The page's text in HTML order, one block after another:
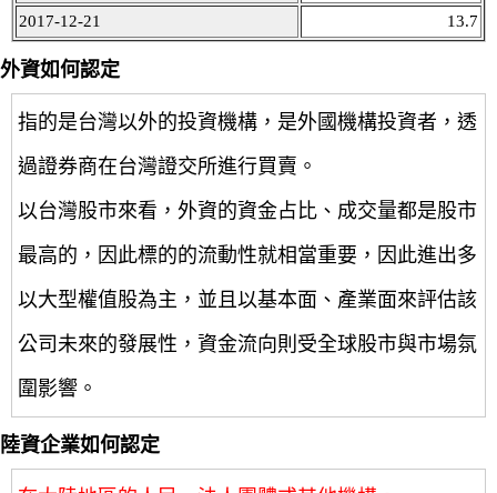
2017-12-21
13.7
外資如何認定
指的是台灣以外的投資機構，是外國機構投資者，透
過證券商在台灣證交所進行買賣。
以台灣股市來看，外資的資金占比、成交量都是股市
最高的，因此標的的流動性就相當重要，因此進出多
以大型權值股為主，並且以基本面、產業面來評估該
公司未來的發展性，資金流向則受全球股市與市場氛
圍影響。
陸資企業如何認定